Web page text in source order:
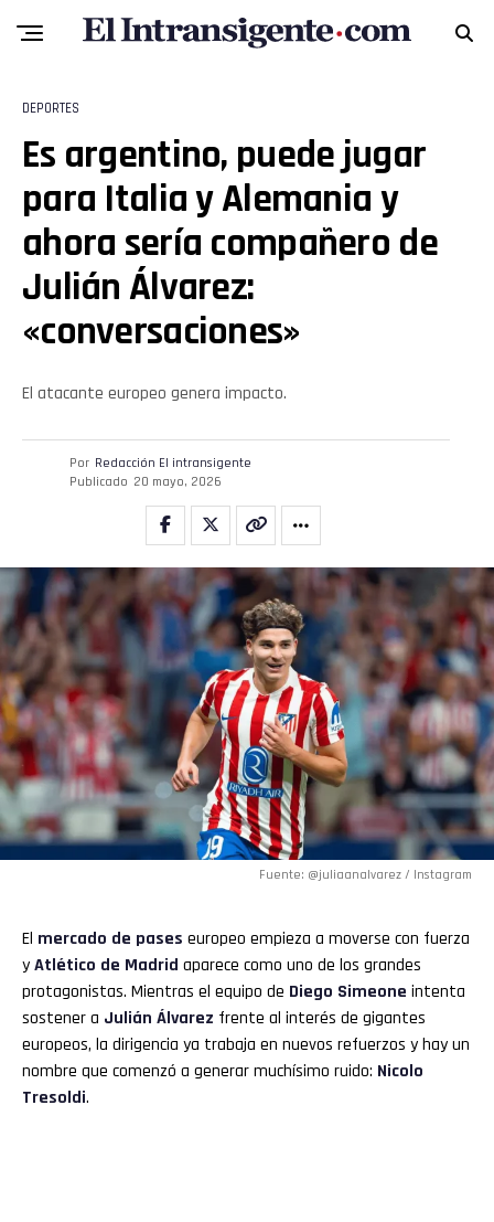
DEPORTES
Es argentino, puede jugar
para Italia y Alemania y
ahora sería compañero de
Julián Álvarez:
«conversaciones»
El atacante europeo genera impacto.
Por Redacción El intransigente
Publicado 20 mayo, 2026
Fuente: @juliaanalvarez / Instagram
El mercado de pases europeo empieza a moverse con fuerza
yAtlético de Madrid aparece como uno de los grandes
protagonistas. Mientras el equipo de Diego Simeone intenta
sostener a Julián Álvarez frente al interés de gigantes
europeos, la dirigencia ya trabaja en nuevos refuerzos y hay un
nombre que comenzó a generar muchísimo ruido: Nicolo
Tresoldi.
Flipboard
Reddit
Pinterest